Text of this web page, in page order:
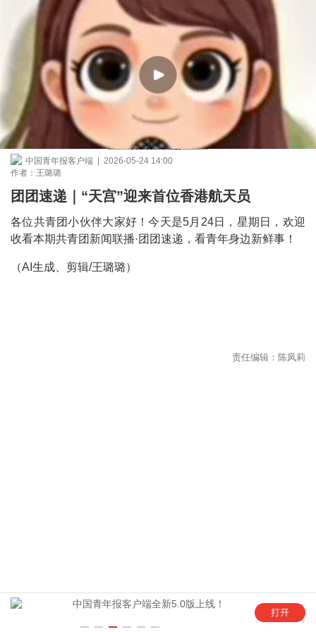
中国青年报客户端 | 2026-05-24 14:00
作者：王璐璐
团团速递｜“天宫”迎来首位香港航天员
各位共青团小伙伴大家好！今天是5月24日，星期日，欢迎
收看本期共青团新闻联播·团团速递，看青年身边新鲜事！
（AI生成、剪辑/王璐璐）
中国青年报客户端全新5.0版上线！ “这是六